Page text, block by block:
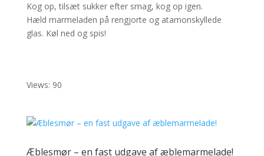
Kog op, tilsæt sukker efter smag, kog op igen.
Hæld marmeladen på rengjorte og atamonskyllede
glas. Køl ned og spis!
Views: 90
Æblesmør – en fast udgave af æblemarmelade!